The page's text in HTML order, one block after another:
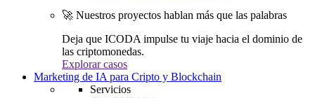
🚀 Nuestros proyectos hablan más que las palabras
Deja que ICODA impulse tu viaje hacia el dominio de
las criptomonedas.
Explorar casos
Marketing de IA para Cripto y Blockchain
Servicios